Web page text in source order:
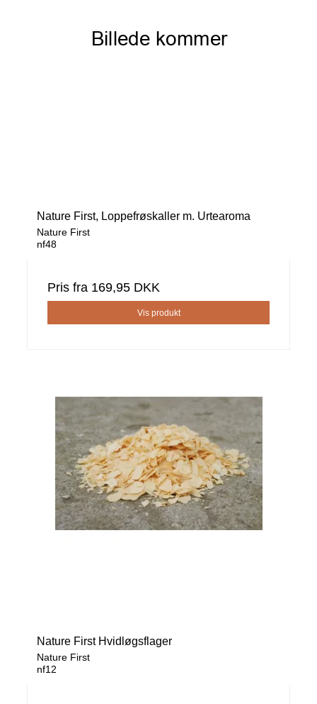
Nature First, Loppefrøskaller m. Urtearoma
Nature First
nf48
Pris fra 169,95 DKK
Vis produkt
Nature First Hvidløgsflager
Nature First
nf12